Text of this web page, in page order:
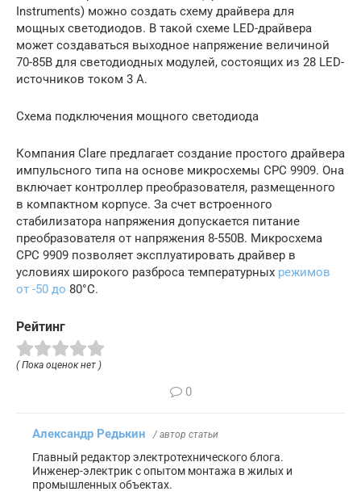
Instruments) можно создать схему драйвера для
мощных светодиодов. В такой схеме LED-драйвера
может создаваться выходное напряжение величиной
70-85В для светодиодных модулей, состоящих из 28 LED-
источников током 3 А.
Схема подключения мощного светодиода
Компания Clare предлагает создание простого драйвера
импульсного типа на основе микросхемы CPC 9909. Она
включает контроллер преобразователя, размещенного
в компактном корпусе. За счет встроенного
стабилизатора напряжения допускается питание
преобразователя от напряжения 8-550В. Микросхема
CPC 9909 позволяет эксплуатировать драйвер в
условиях широкого разброса температурных режимов
от -50 до 80°С.
Рейтинг
( Пока оценок нет )
0
Александр Редькин / автор статьи
Главный редактор электротехнического блога.
Инженер-электрик с опытом монтажа в жилых и
промышленных объектах.